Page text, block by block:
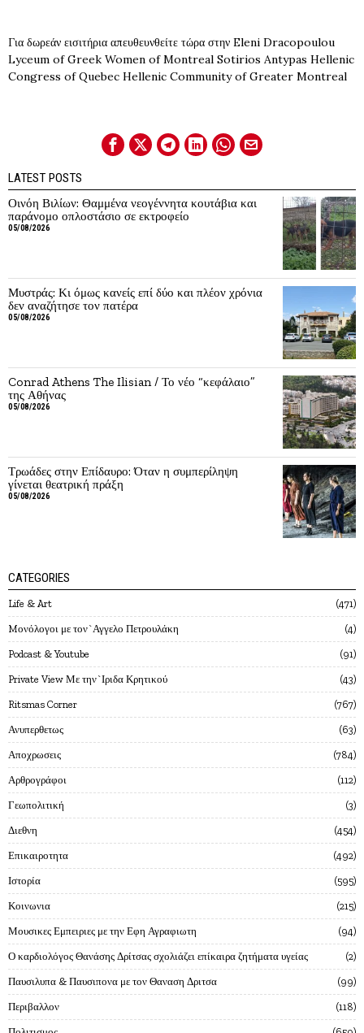
Για δωρεάν εισιτήρια απευθευνθείτε τώρα στην Eleni Dracopoulou
Lyceum of Greek Women of Montreal Sotirios Antypas Hellenic
Congress of Quebec Hellenic Community of Greater Montreal
LATEST POSTS
Οινόη Βιλίων: Θαμμένα νεογέννητα κουτάβια και
παράνομο οπλοστάσιο σε εκτροφείο
05/08/2026
Μυστράς: Κι όμως κανείς επί δύο και πλέον χρόνια
δεν αναζήτησε τον πατέρα
05/08/2026
Conrad Athens The Ilisian / Το νέο “κεφάλαιο”
της Αθήνας
05/08/2026
Τρωάδες στην Επίδαυρο: Όταν η συμπερίληψη
γίνεται θεατρική πράξη
05/08/2026
CATEGORIES
Life & Art 471
Mονόλογοι με τον`Αγγελο Πετρουλάκη 4
Podcast & Youtube 91
Private View Με την`Ιριδα Κρητικού 43
Ritsmas Corner 767
Ανυπερθετως 63
Αποχρωσεις 784
Αρθρογράφοι 112
Γεωπολιτική 3
Διεθνη 454
Επικαιροτητα 492
Ιστορία 595
Κοινωνια 215
Μουσικες Εμπειριες με την Εφη Αγραφιωτη 94
Ο καρδιολόγος Θανάσης Δρίτσας σχολιάζει επίκαιρα ζητήματα υγείας 2
Παυσιλυπα & Παυσιπονα με τον Θαναση Δριτσα 99
Περιβαλλον 118